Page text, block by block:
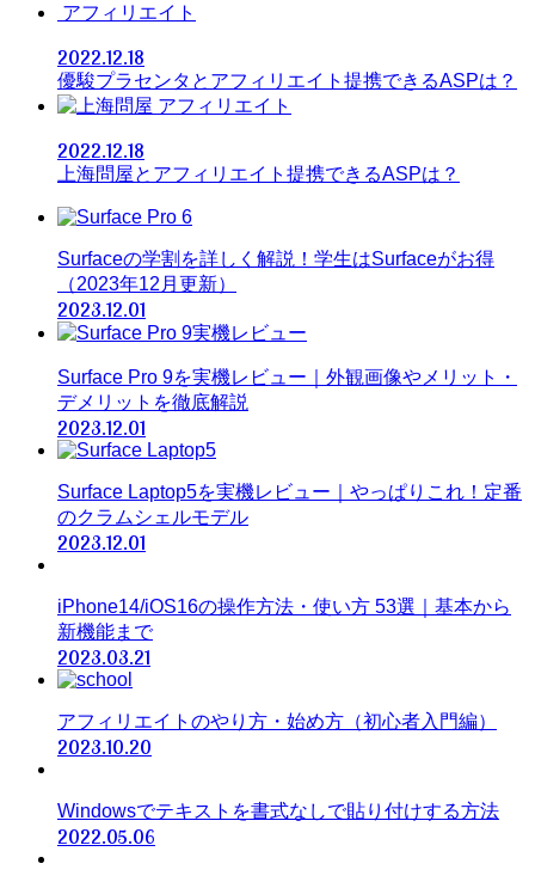
アフィリエイト
2022.12.18
優駿プラセンタとアフィリエイト提携できるASPは？
アフィリエイト
2022.12.18
上海問屋とアフィリエイト提携できるASPは？
Surfaceの学割を詳しく解説！学生はSurfaceがお得
（2023年12月更新）
2023.12.01
Surface Pro 9を実機レビュー｜外観画像やメリット・
デメリットを徹底解説
2023.12.01
Surface Laptop5を実機レビュー｜やっぱりこれ！定番
のクラムシェルモデル
2023.12.01
iPhone14/iOS16の操作方法・使い方 53選｜基本から
新機能まで
2023.03.21
アフィリエイトのやり方・始め方（初心者入門編）
2023.10.20
Windowsでテキストを書式なしで貼り付けする方法
2022.05.06